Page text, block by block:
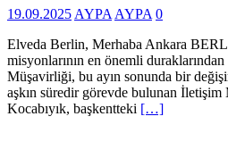
19.09.2025 AYPA AYPA 0
Elveda Berlin, Merhaba Ankara
misyonlarının en önemli
Müşavirliği, bu ayın sonunda bir
aşkın süredir görevde bulunan
Kocabıyık, başkentteki […]